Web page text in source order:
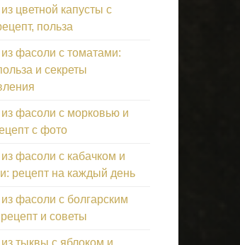
цветной капусты с
польза
из фасоли с томатами:
и секреты
из фасоли с морковью и
с фото
фасоли с кабачком и
рецепт на каждый день
фасоли с болгарским
и советы
тыквы с яблоком и